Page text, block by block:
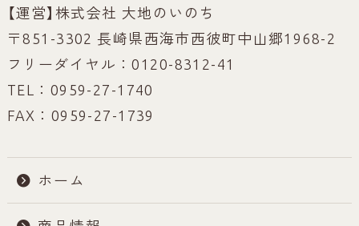
【運営】株式会社 大地のいのち
〒851-3302 長崎県西海市西彼町中山郷1968-2
フリーダイヤル：0120-8312-41
TEL：0959-27-1740
FAX：0959-27-1739
ホーム